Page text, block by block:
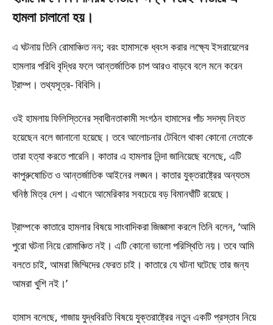
হামলা চালানো হয়।
এ ঘটনায় তিনি রোমাঞ্চিত নন; বরং হামাসকে ধ্বংস করার লক্ষ্যে ইসরায়েলের
হামলার পরিধি বৃদ্ধির ফলে আন্তর্জাতিক চাপ আরও বাড়বে বলে মনে করেন
ট্রাম্প। তথ্যসূত্র- বিবিসি।
ওই হামলায় ফিলিস্তিনের স্বাধীনতাকামী সংগঠন হামাসের পাঁচ সদস্য নিহত
হয়েছেন বলে জানানো হয়েছে। তবে আলোচনার টেবিলে থাকা কোনো নেতাকে
তারা হত্যা করতে পারেনি। কাতার এ হামলার নিন্দা জানিয়েছে বলেছে, এটি
কাপুরুষোচিত ও আন্তর্জাতিক আইনের লঙ্ঘন। কাতার যুক্তরাষ্ট্রের অন্যতম
ঘনিষ্ঠ মিত্র দেশ। এখানে আমেরিকার সবচেয়ে বড় বিমানঘাঁটি রয়েছে।
ট্রাম্পকে কাতারে হামলার বিষয়ে সাংবাদিকরা জিজ্ঞাসা করলে তিনি বলেন, ‘আমি
পুরো ঘটনা নিয়ে রোমাঞ্চিত নই। এটি কোনো ভালো পরিস্থিতি নয়। তবে আমি
বলতে চাই, আমরা জিম্মিদের ফেরত চাই। কাতারে যে ঘটনা ঘটেছে তার জন্য
আমরা খুশি নই।’
হামাস বলেছে, গাজায় যুদ্ধবিরতি বিষয়ে যুক্তরাষ্ট্রের নতুন একটি প্রস্তাব নিয়ে